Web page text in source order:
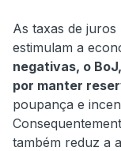
As taxas de
estimulam a
negativas, o
por manter
poupança e
também reduz a